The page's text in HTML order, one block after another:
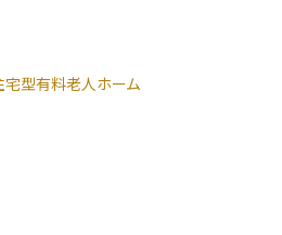
宅型有料老人ホーム